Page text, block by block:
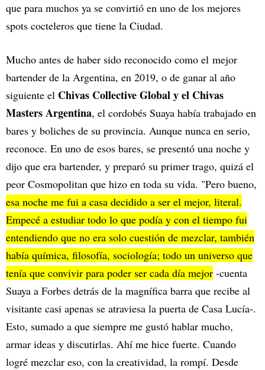
que para muchos ya se convirtió en uno de los mejores
spots cocteleros que tiene la Ciudad.
Mucho antes de haber sido reconocido como el mejor
bartender de la Argentina, en 2019, o de ganar al año
siguiente el Chivas Collective Global y el Chivas
Masters Argentina, el cordobés Suaya había trabajado en
bares y boliches de su provincia. Aunque nunca en serio,
reconoce. En uno de esos bares, se presentó una noche y
dijo que era bartender, y preparó su primer trago, quizá el
peor Cosmopolitan que hizo en toda su vida. "Pero bueno,
esa noche me fui a casa decidido a ser el mejor, literal.
Empecé a estudiar todo lo que podía y con el tiempo fui
entendiendo que no era solo cuestión de mezclar, también
había química, filosofía, sociología; todo un universo que
tenía que convivir para poder ser cada día mejor -cuenta
Suaya a Forbes detrás de la magnífica barra que recibe al
visitante casi apenas se atraviesa la puerta de Casa Lucía-.
Esto, sumado a que siempre me gustó hablar mucho,
armar ideas y discutirlas. Ahí me hice fuerte. Cuando
logré mezclar eso, con la creatividad, la rompí. Desde